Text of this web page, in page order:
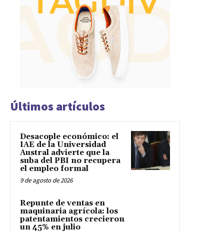
Últimos artículos
Desacople económico: el
IAE de la Universidad
Austral advierte que la
suba del PBI no recupera
el empleo formal
9 de agosto de 2026
Repunte de ventas en
maquinaria agrícola: los
patentamientos crecieron
un 45% en julio